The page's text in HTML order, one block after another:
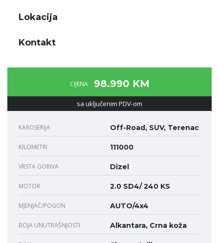
Lokacija
Kontakt
CIJENA 98.990 KM
sa uključenim PDV-om
KAROSERIJA Off-Road, SUV, Terenac
KILOMETRI 111000
VRSTA GORIVA Dizel
MOTOR 2.0 SD4/ 240 KS
MJENJAČ/POGON AUTO/4x4
BOJA UNUTRAŠNJOSTI Alkantara, Crna koža